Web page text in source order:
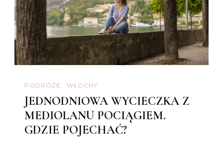
PODRÓŻE WŁOCHY
JEDNODNIOWA WYCIECZKA Z
MEDIOLANU POCIĄGIEM.
GDZIE POJECHAĆ?